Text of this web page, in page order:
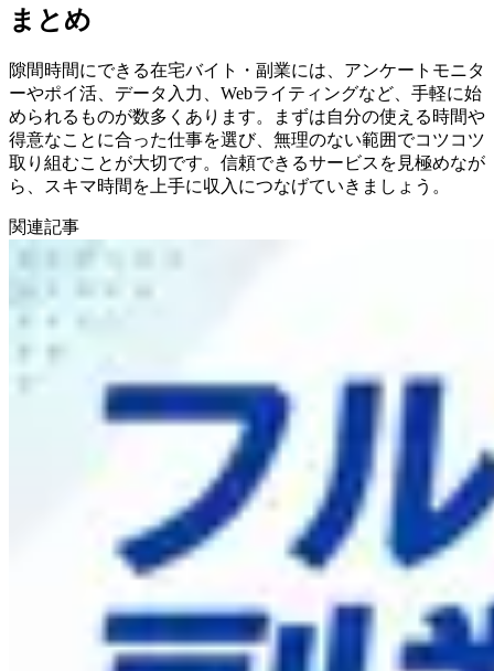
まとめ
隙間時間にできる在宅バイト・副業には、アンケートモニタ
ーやポイ活、データ入力、Webライティングなど、手軽に始
められるものが数多くあります。まずは自分の使える時間や
得意なことに合った仕事を選び、無理のない範囲でコツコツ
取り組むことが大切です。信頼できるサービスを見極めなが
ら、スキマ時間を上手に収入につなげていきましょう。
関連記事